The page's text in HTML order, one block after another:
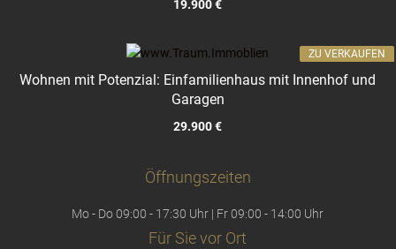
19.900 €
Wohnen mit Potenzial: Einfamilienhaus mit Innenhof und
Garagen
29.900 €
ZU VERKAUFEN
Öffnungszeiten
Mo - Do 09:00 - 17:30 Uhr | Fr 09:00 - 14:00 Uhr
Für Sie vor Ort